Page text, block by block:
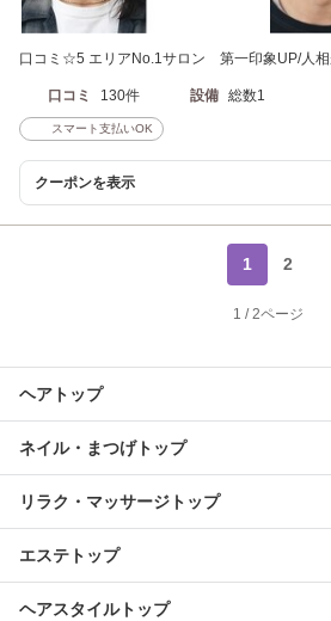
口コミ☆5 エリアNo.1サロン 第一印象UP/人相
口コミ 130件 設備 総数1
スマート支払いOK
クーポンを表示
1 2
1 / 2ページ
ヘアトップ
ネイル・まつげトップ
リラク・マッサージトップ
エステトップ
ヘアスタイルトップ